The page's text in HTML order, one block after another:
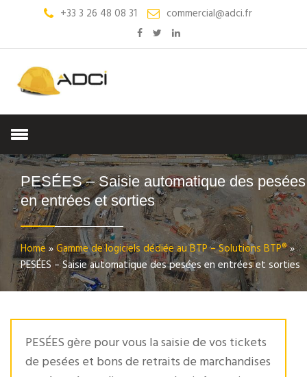
+33 3 26 48 08 31 commercial@adci.fr
PESÉES – Saisie automatique des pesées
en entrées et sorties
Home»Gamme de logiciels dédiée au BTP – Solutions BTP®»
PESÉES – Saisie automatique des pesées en entrées et sorties
PESÉES gère pour vous la saisie de vos tickets
de pesées et bons de retraits de marchandises